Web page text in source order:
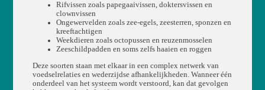
Rifvissen zoals papegaaivissen, doktersvissen en
clownvissen
Ongewervelden zoals zee-egels, zeesterren, sponzen en
kreeftachtigen
Weekdieren zoals octopussen en reuzenmosselen
Zeeschildpadden en soms zelfs haaien en roggen
Deze soorten staan met elkaar in een complex netwerk van
voedselrelaties en wederzijdse afhankelijkheden. Wanneer één
onderdeel van het systeem wordt verstoord, kan dat gevolgen